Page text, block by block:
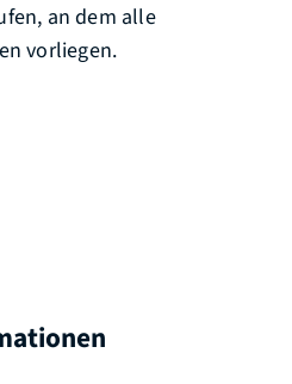
an dem alle
vorliegen.